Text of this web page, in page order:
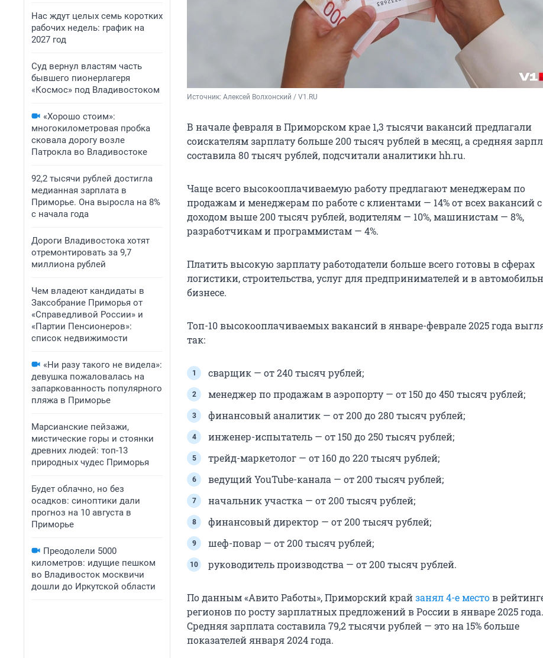
Нас ждут целых семь коротких
рабочих недель: график на
2027 год
Суд вернул властям часть
бывшего пионерлагеря
«Космос» под Владивостоком
«Хорошо стоим»:
многокилометровая пробка
сковала дорогу возле
Патрокла во Владивостоке
92,2 тысячи рублей достигла
медианная зарплата в
Приморье. Она выросла на 8%
с начала года
Дороги Владивостока хотят
отремонтировать за 9,7
миллиона рублей
Чем владеют кандидаты в
Заксобрание Приморья от
«Справедливой России» и
«Партии Пенсионеров»:
список недвижимости
«Ни разу такого не видела»:
девушка пожаловалась на
запаркованность популярного
пляжа в Приморье
Марсианские пейзажи,
мистические горы и стоянки
древних людей: топ-13
природных чудес Приморья
Будет облачно, но без
осадков: синоптики дали
прогноз на 10 августа в
Приморье
Преодолели 5000
километров: идущие пешком
во Владивосток москвичи
дошли до Иркутской области
Источник: Алексей Волхонский / V1.RU
В начале февраля в Приморском крае 1,3 тысячи вакансий предлагали
соискателям зарплату больше 200 тысяч рублей в месяц, а средняя
составила 80 тысяч рублей, подсчитали аналитики hh.ru.
Чаще всего высокооплачиваемую работу предлагают менеджерам по
продажам и менеджерам по работе с клиентами — 14% от всех вакансий с
доходом выше 200 тысяч рублей, водителям — 10%, машинистам — 8%,
разработчикам и программистам — 4%.
Платить высокую зарплату работодатели больше всего готовы в сферах
логистики, строительства, услуг для предпринимателей и в
бизнесе.
Топ-10 высокооплачиваемых вакансий в январе-феврале2025 года
так:
сварщик — от 240 тысяч рублей;
менеджер по продажам в аэропорту — от 150 до 450 тысяч рублей;
финансовый аналитик — от 200 до 280 тысяч рублей;
инженер-испытатель — от 150 до 250 тысяч рублей;
трейд-маркетолог — от 160 до 220 тысяч рублей;
ведущий YouTube-канала — от 200 тысяч рублей;
начальник участка — от 200 тысяч рублей;
финансовый директор — от 200 тысяч рублей;
шеф-повар — от 200 тысяч рублей;
руководитель производства — от 200 тысяч рублей.
По данным «Авито Работы», Приморский крайзанял 4-е местов
регионов по росту зарплатных предложений в России в январе 2025 года.
Средняя зарплата составила 79,2 тысячи рублей — это на 15% больше
показателей января 2024 года.